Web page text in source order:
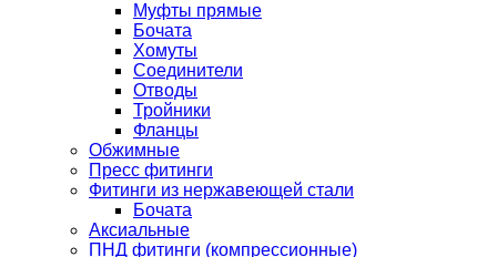
Муфты прямые
Бочата
Хомуты
Соединители
Отводы
Тройники
Фланцы
Обжимные
Пресс фитинги
Фитинги из нержавеющей стали
Бочата
Аксиальные
ПНД фитинги (компрессионные)